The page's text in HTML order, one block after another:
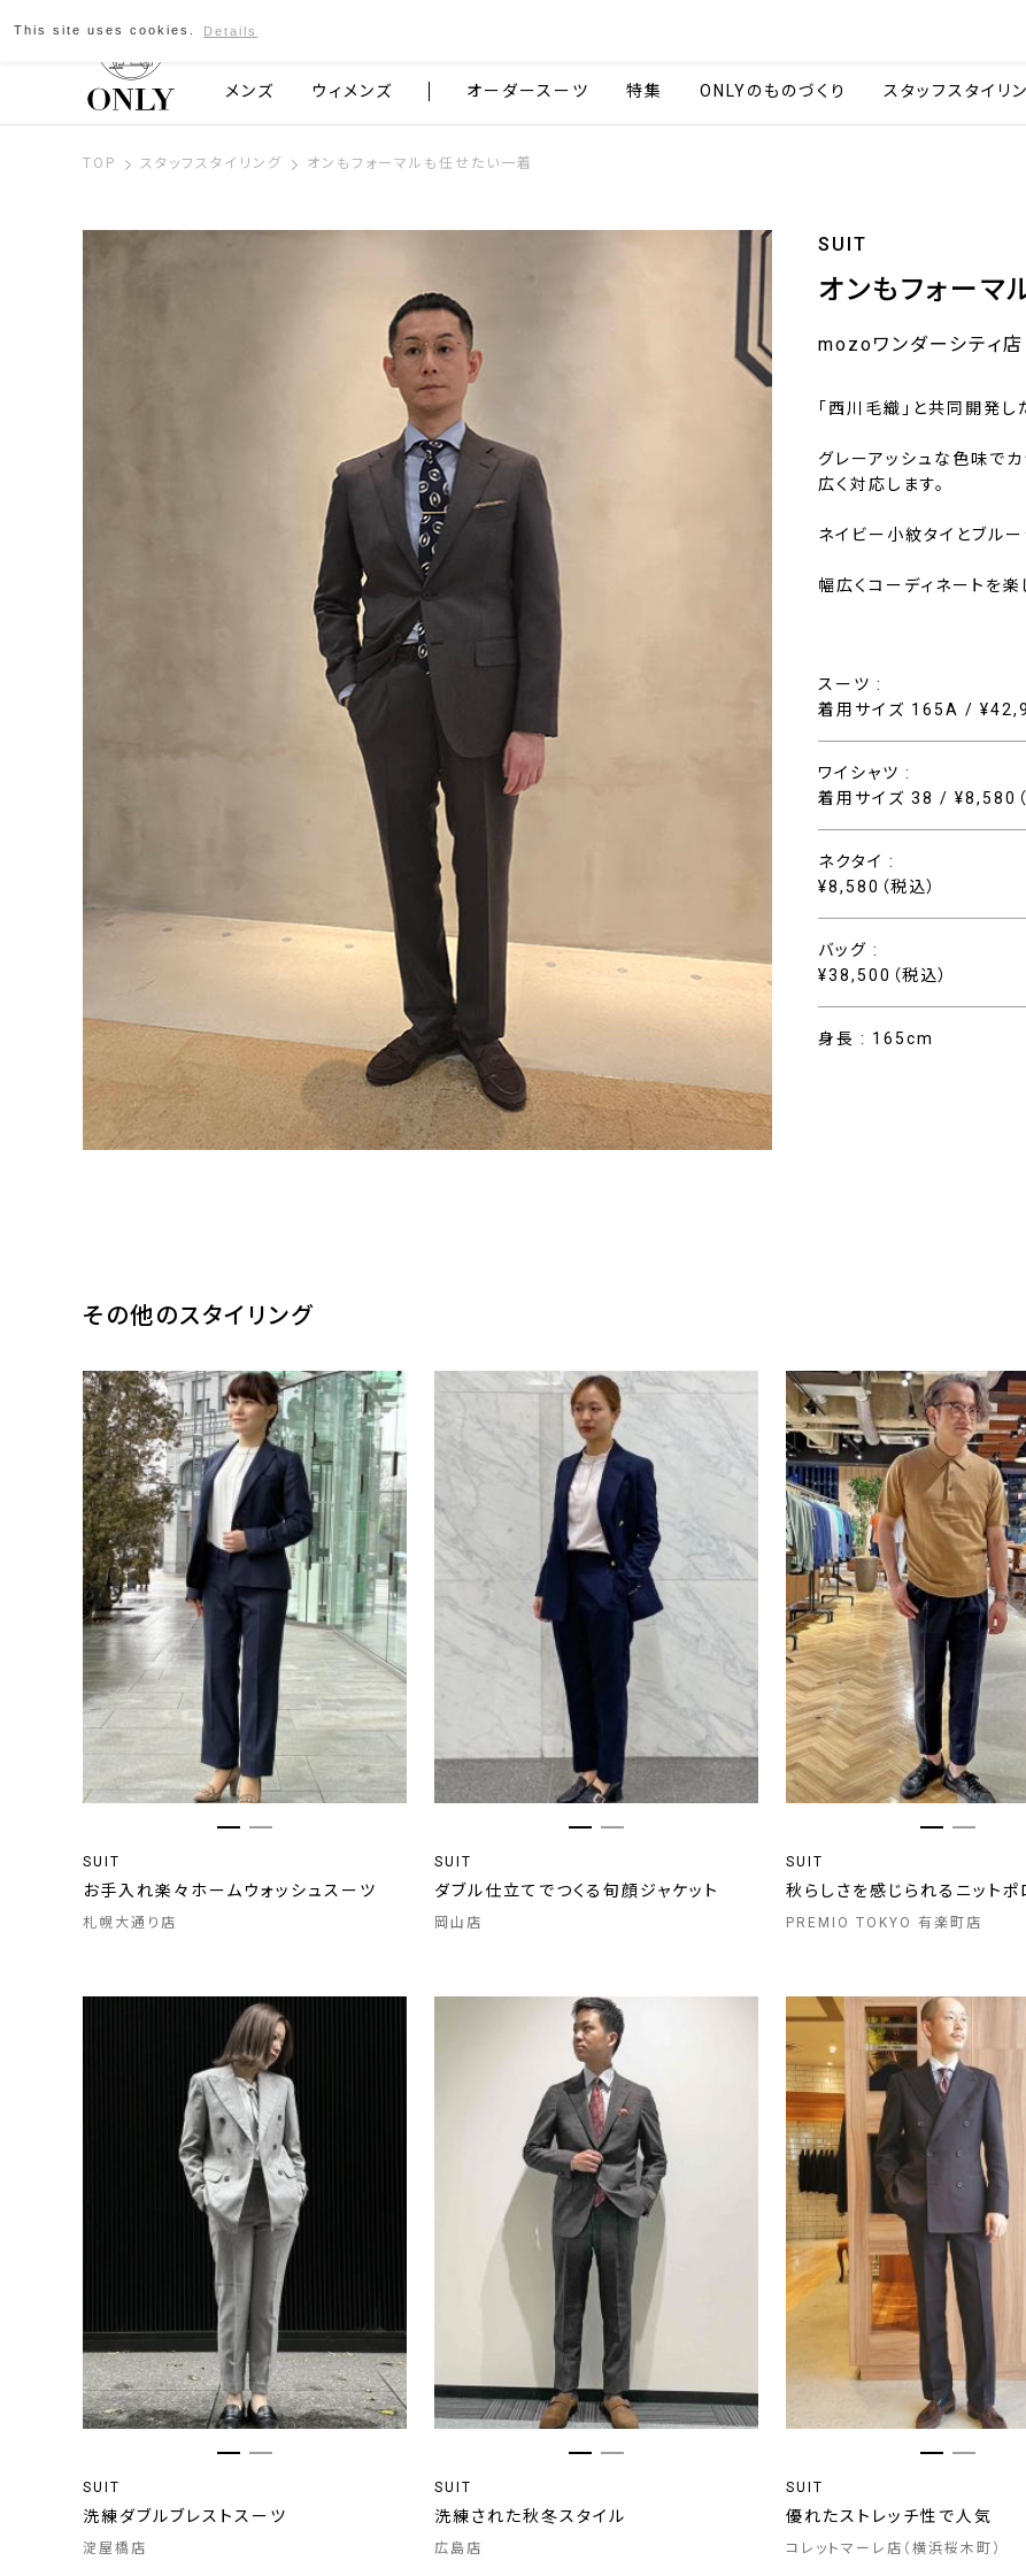
京都発のスーツブランド ONLY
メンズ ウィメンズ オーダースーツ 特集 ONLYのものづくり スタッフスタイリ
TOP スタッフスタイリング オンもフォーマルも任せたい一着
SUIT
オンもフォーマ
mozoワンダーシティ店
「西川毛織」と共同開発し
グレーアッシュな色味で
広く対応します。
ネイビー小紋タイとブル
幅広くコーディネートを楽
スーツ :
着用サイズ 165A /
ワイシャツ :
着用サイズ 38 / ¥8,580（
ネクタイ :
¥8,580（税込）
バッグ :
¥38,500（税込）
身長 : 165cm
その他のスタイリング
SUIT
お手入れ楽々ホームウォッシュスーツ
札幌大通り店
SUIT
ダブル仕立てでつくる旬顔ジャケット
岡山店
SUIT
秋らしさを感じられるニットポ
PREMIO TOKYO 有楽町店
SUIT
洗練ダブルブレストスーツ
淀屋橋店
SUIT
洗練された秋冬スタイル
広島店
SUIT
優れたストレッチ性で人気
コレットマーレ店（横浜桜木町）
This site uses cookies. Details